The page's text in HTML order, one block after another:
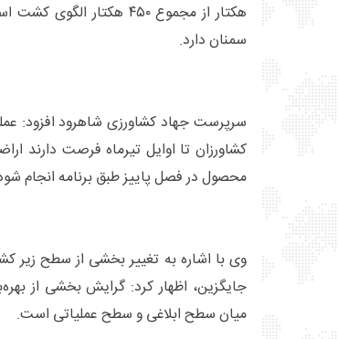
هکتار از مجموع ۴۵۰
سمنان دارد.
سرپرست جهاد کشاورزی شاهرود افزود:
کشاورزان تا اوایل تیرماه فرصت دارند
محصول در فصل پاییز طبق برنامه انجام
وی با اشاره به تغییر بخشی از سطح
جایگزین، اظهار کرد: گرایش بخشی از
میان سطح ابلاغی و سطح عملیاتی است.